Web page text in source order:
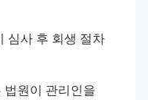
심사 후 회생 절차
법원이 관리인을